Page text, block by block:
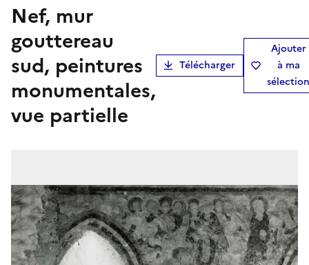
nef, mur
gouttereau
sud, peintures
monumentales,
vue partielle
Télécharger
Ajouter
à ma
sélection